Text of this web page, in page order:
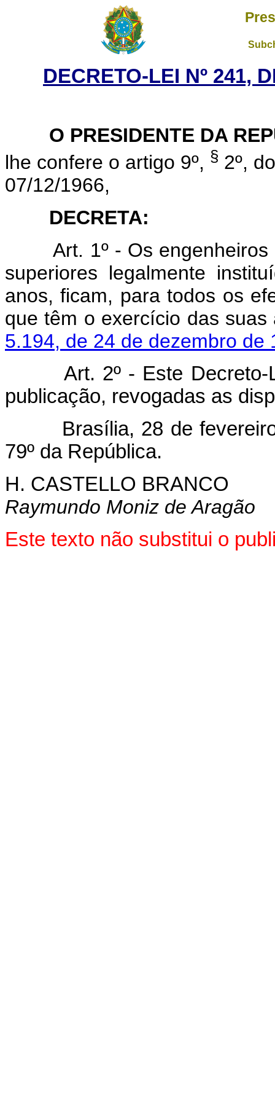
DECRETO-LEI Nº 241,
O PRESIDENTE DA
lhe confere o artigo 9º, § 2º,
07/12/1966,
DECRETA:
Art. 1º - Os engenheiros
superiores legalmente
anos, ficam, para todos os
que têm o exercício das
5.194, de 24 de dezembro de
Art. 2º - Este Decreto-
publicação, revogadas as
Brasília, 28 de fevereiro
79º da República.
H. CASTELLO BRANCO
Raymundo Moniz de Aragão
Este texto não substitui o